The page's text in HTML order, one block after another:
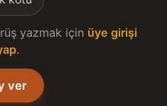
yazmak için üye girişi
.
ver